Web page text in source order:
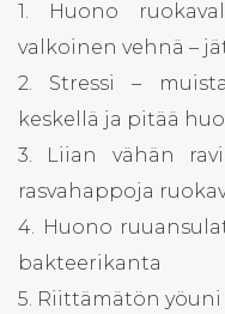
1. Huono
valkoinen vehnä –
2. Stressi –
keskellä ja pitää
3. Liian vähän
rasvahappoja
4. Huono
bakteerikanta
5. Riittämätön yöuni
Etunimi
Sukunimi
Sähköposti